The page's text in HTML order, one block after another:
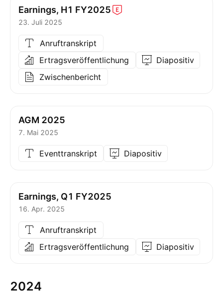
Earnings, H1 FY2025
23. Juli 2025
Anruftranskript
Ertragsveröffentlichung
Diapositiv
Zwischenbericht
AGM 2025
7. Mai 2025
Eventtranskript Diapositiv
Earnings, Q1 FY2025
16. Apr. 2025
Anruftranskript
Ertragsveröffentlichung
Diapositiv
2024